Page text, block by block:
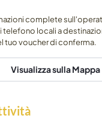
complete
telefono locali a
tuo voucher di conferma.
Visualizza sulla Mappa